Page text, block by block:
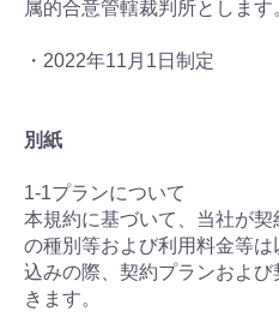
属的合意管轄裁判所とします
・2022年11月1日制定
別紙
1-1プランについて
本規約に基づいて、当社が
の種別等および利用料金等
込みの際、契約プランおよ
きます。